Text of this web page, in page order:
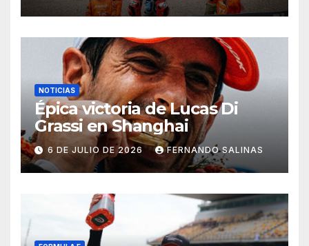
NOTICIAS
Épica victoria de Lucas Di
Grassi en Shanghai
6 DE JULIO DE 2026 FERNANDO SALINAS